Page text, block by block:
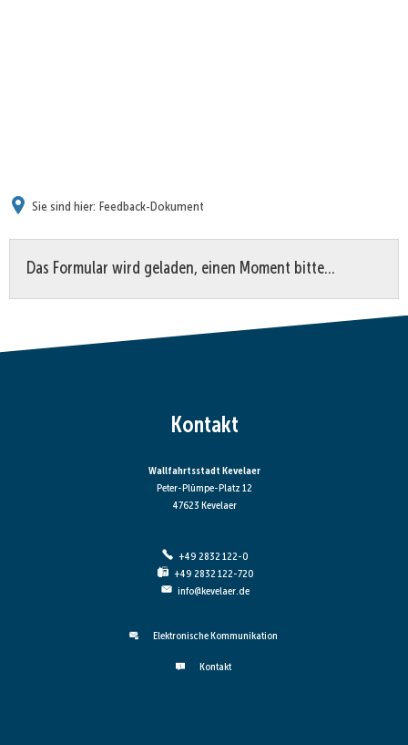
Sie sind hier: Feedback-Dokument
Das Formular wird geladen, einen Moment bitte…
Kontakt
Wallfahrtsstadt Kevelaer
Peter-Plümpe-Platz 12
47623 Kevelaer
+49 2832 122-0
+49 2832 122-720
info@kevelaer.de
Elektronische Kommunikation
Kontakt